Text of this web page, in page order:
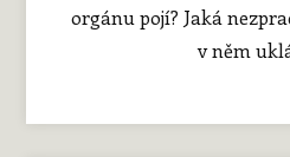
orgánu pojí? Jaká
v něm